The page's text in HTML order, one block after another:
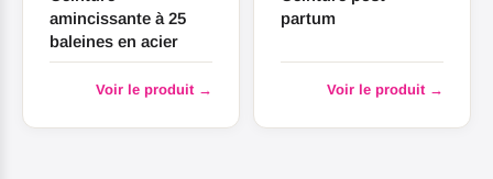
amincissante à 25
baleines en acier
Voir le produit →
partum
Voir le produit →